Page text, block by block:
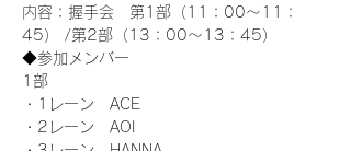
内容：握手会　第1部（11：00～11：
45） /第2部（13：00～13：45）
◆参加メンバー
1部
・1レーン　ACE
・2レーン　AOI